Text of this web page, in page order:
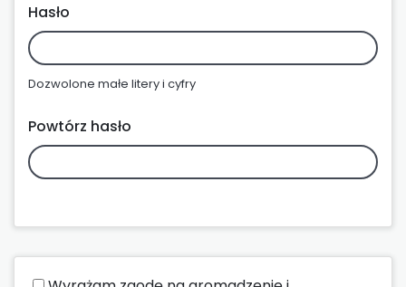
Hasło
Dozwolone małe litery i cyfry
Powtórz hasło